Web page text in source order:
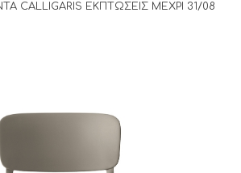
CALLIGARIS ΕΚΠΤΩΣΕΙΣ ΜΕΧΡΙ 31/08